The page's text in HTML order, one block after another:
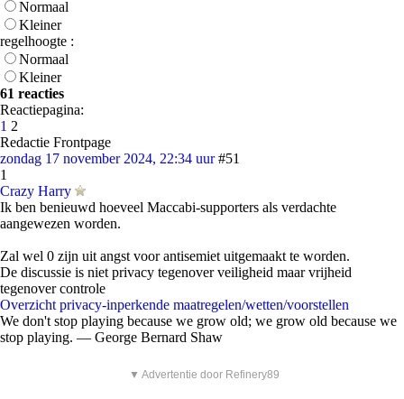
Normaal
Kleiner
regelhoogte :
Normaal
Kleiner
61 reacties
Reactiepagina:
1 2
Redactie Frontpage
zondag 17 november 2024, 22:34 uur #51
1
Crazy Harry
Ik ben benieuwd hoeveel Maccabi-supporters als verdachte
aangewezen worden.
Zal wel 0 zijn uit angst voor antisemiet uitgemaakt te worden.
De discussie is niet privacy tegenover veiligheid maar vrijheid
tegenover controle
Overzicht privacy-inperkende maatregelen/wetten/voorstellen
We don't stop playing because we grow old; we grow old because we
stop playing. ― George Bernard Shaw
▼ Advertentie door Refinery89